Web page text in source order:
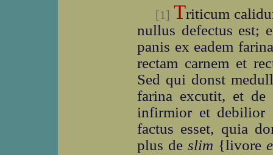
[1] Triticum
nullus defectus est;
panis ex eadem
rectam carnem et
Sed qui donst
farina excutit, et de
infirmior et debilior
factus esset, quia
plus deslim {livore